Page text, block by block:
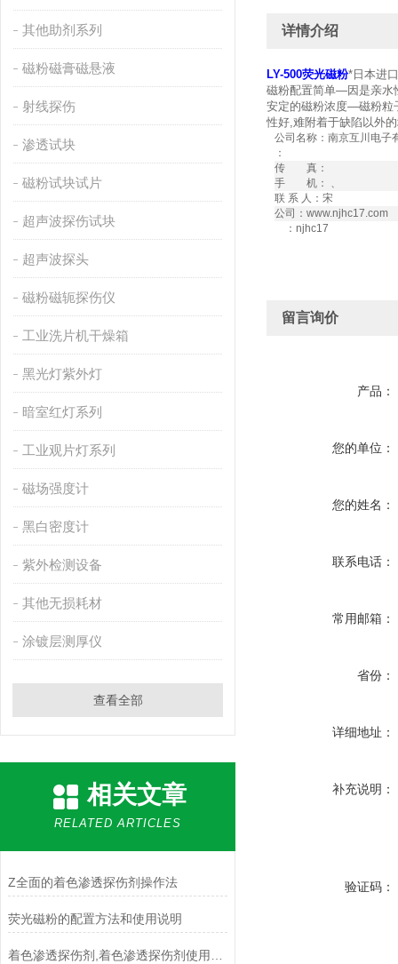
其他助剂系列
磁粉磁膏磁悬液
射线探伤
渗透试块
磁粉试块试片
超声波探伤试块
超声波探头
磁粉磁轭探伤仪
工业洗片机干燥箱
黑光灯紫外灯
暗室红灯系列
工业观片灯系列
磁场强度计
黑白密度计
紫外检测设备
其他无损耗材
涂镀层测厚仪
查看全部
相关文章
RELATED ARTICLES
Z全面的着色渗透探伤剂操作法
荧光磁粉的配置方法和使用说明
详情介绍
LY-500荧光磁粉*日本进
磁粉配置简单—因是亲水
安定的磁粉浓度—磁粉粒
性好,难附着于缺陷以外
公司名称：南京互川电子
：
传 真：
手 机： 、
联 系 人：宋
公司：
：njhc17
留言询价
产品：
您的单位：
您的姓名：
联系电话：
常用邮箱：
省份：
详细地址：
补充说明：
验证码：